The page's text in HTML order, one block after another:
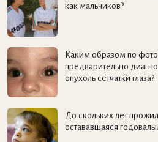
как мальчиков?
Каким образом по
предварительно
опухоль сетчатки глаза?
До скольких лет
остававшаяся